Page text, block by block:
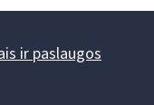
ir paslaugos